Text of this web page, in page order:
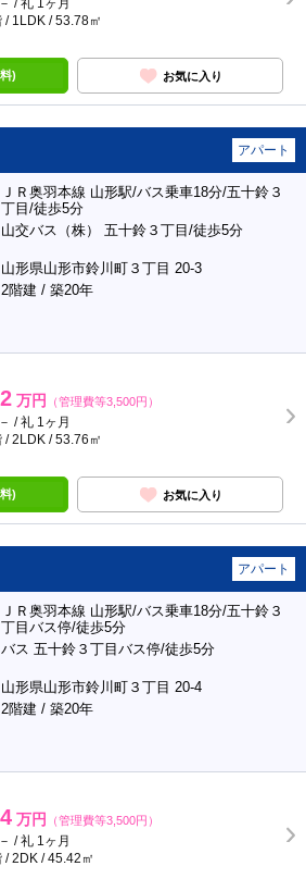
/ 礼 1ヶ月
/ 1LDK / 53.78㎡
) お気に入り
アパート
ＪＲ奥羽本線 山形駅/バス乗車18分/五十鈴３
丁目/徒歩5分
山交バス（株） 五十鈴３丁目/徒歩5分
山形県山形市鈴川町３丁目 20-3
2階建 / 築20年
万円 （管理費等3,500円）
/ 礼 1ヶ月
/ 2LDK / 53.76㎡
) お気に入り
アパート
ＪＲ奥羽本線 山形駅/バス乗車18分/五十鈴３
丁目バス停/徒歩5分
バス 五十鈴３丁目バス停/徒歩5分
山形県山形市鈴川町３丁目 20-4
2階建 / 築20年
万円 （管理費等3,500円）
/ 礼 1ヶ月
/ 2DK / 45.42㎡